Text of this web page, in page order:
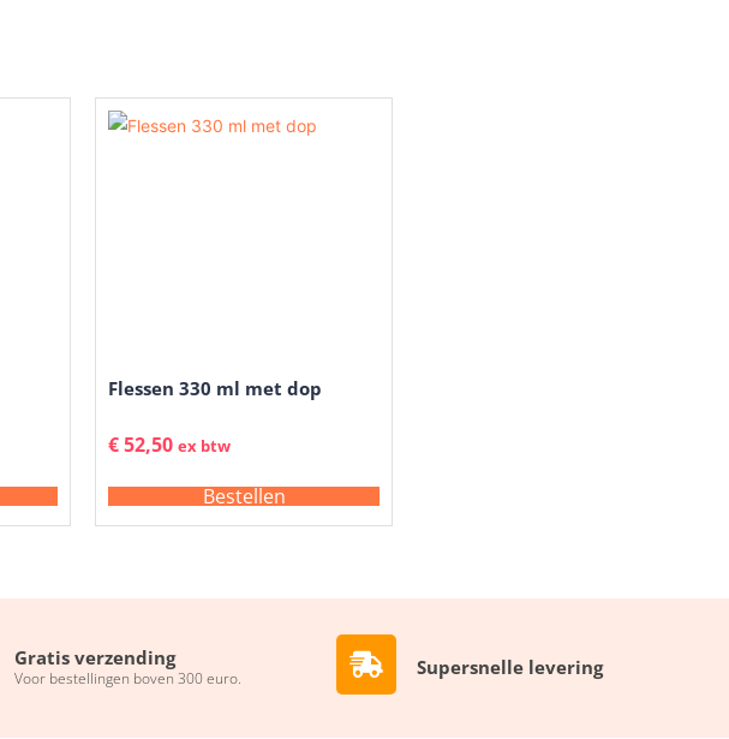
Flessen 330 ml met dop
€52,50 ex btw
Bestellen
Gratis verzending
Voor bestellingen boven 300 euro. Supersnelle levering